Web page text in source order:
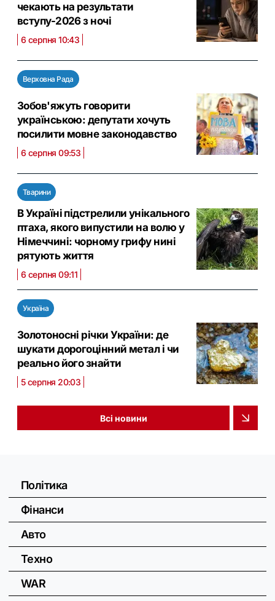
чекають на результати
вступу-2026 з ночі
6 серпня 10:43
Верховна Рада
Зобов'яжуть говорити
українською: депутати хочуть
посилити мовне законодавство
6 серпня 09:53
Тварини
В Україні підстрелили унікального
птаха, якого випустили на волю у
Німеччині: чорному грифу нині
рятують життя
6 серпня 09:11
Україна
Золотоносні річки України: де
шукати дорогоцінний метал і чи
реально його знайти
5 серпня 20:03
Всі новини
Політика
Фінанси
Авто
Техно
WAR